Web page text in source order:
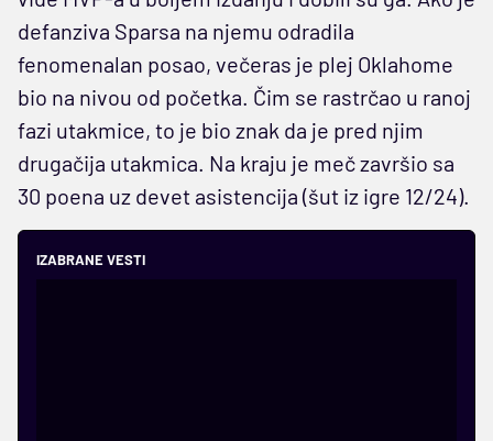
defanziva Sparsa na njemu odradila
fenomenalan posao, večeras je plej Oklahome
bio na nivou od početka. Čim se rastrčao u ranoj
fazi utakmice, to je bio znak da je pred njim
drugačija utakmica. Na kraju je meč završio sa
30 poena uz devet asistencija (šut iz igre 12/24).
IZABRANE VESTI